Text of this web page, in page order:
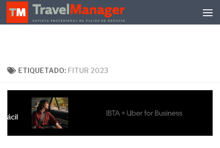
Debajo del contenido
ETIQUETADO: FITUR 2023